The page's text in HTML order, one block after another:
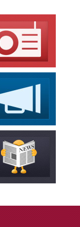
- 2026
– 2025
– 2024
– 2023